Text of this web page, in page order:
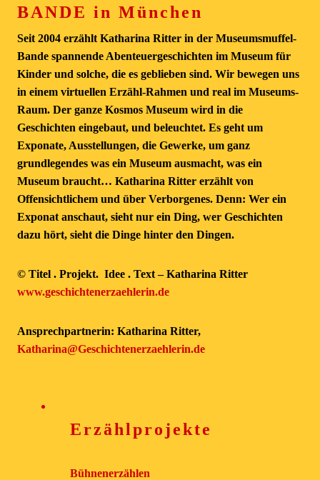
BANDE in München
Seit 2004 erzählt Katharina Ritter in der Museumsmuffel-
Bande spannende Abenteuergeschichten im Museum für
Kinder und solche, die es geblieben sind. Wir bewegen uns
in einem virtuellen Erzähl-Rahmen und real im Museums-
Raum. Der ganze Kosmos Museum wird in die
Geschichten eingebaut, und beleuchtet. Es geht um
Exponate, Ausstellungen, die Gewerke, um ganz
grundlegendes was ein Museum ausmacht, was ein
Museum braucht… Katharina Ritter erzählt von
Offensichtlichem und über Verborgenes. Denn: Wer ein
Exponat anschaut, sieht nur ein Ding, wer Geschichten
dazu hört, sieht die Dinge hinter den Dingen.
© Titel . Projekt. Idee . Text – Katharina Ritter
www.geschichtenerzaehlerin.de
Ansprechpartnerin: Katharina Ritter,
Katharina@Geschichtenerzaehlerin.de
Erzählprojekte
Bühnenerzählen